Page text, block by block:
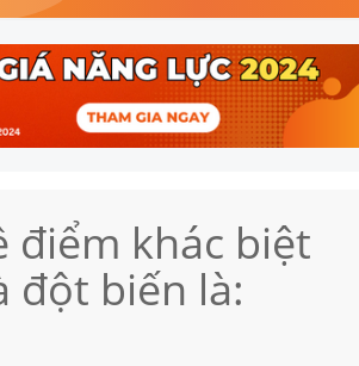
điểm khác biệt
đột biến là: